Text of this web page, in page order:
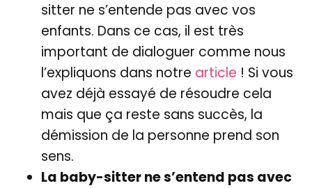
sitter ne s’entende pas avec vos
enfants. Dans ce cas, il est très
important de dialoguer comme nous
l’expliquons dans notre article ! Si vous
avez déjà essayé de résoudre cela
mais que ça reste sans succès, la
démission de la personne prend son
sens.
La baby-sitter ne s’entend pas avec